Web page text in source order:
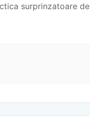
surprinzatoare de